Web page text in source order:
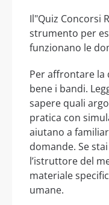
Il"Quiz Concorsi
strumento per
funzionano le
Per affrontare la
bene i bandi.
sapere quali
pratica con
aiutano a
domande. Se
l’istruttore del
materiale
umane.